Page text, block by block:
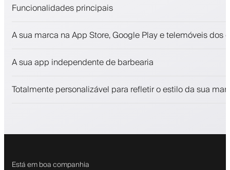
Funcionalidades principais
Pagamentos, caução
Fidelize clientes com um programa de fidelização
A sua marca na App Store, Google Play e telemóveis dos
A sua app independente de barbearia
Totalmente personalizável para refletir o estilo da sua
Está em boa companhia